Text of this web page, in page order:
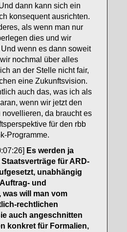
dann kann sich ein
konsequent ausrichten.
als wenn man nur
dies und wir
wenn es dann soweit
nochmal über alles
an der Stelle nicht fair,
eine Zukunftsvision.
auch das, was ich als
wenn wir jetzt den
novellieren, da braucht es
für den rbb
Programme.
Es werden ja
für ARD-
unabhängig
und
will man vom
rechtlichen
auch angeschnitten
konkret für Formalien,